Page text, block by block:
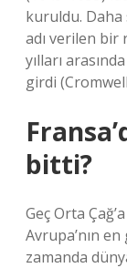
kuruldu.
adı verilen bir
yılları
girdi
bitti?
Geç Orta
Avrupa’nın
zamanda